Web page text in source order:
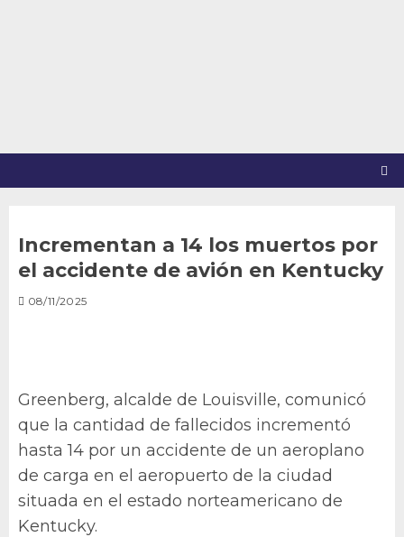
Incrementan a 14 los muertos por
el accidente de avión en Kentucky
08/11/2025
Greenberg, alcalde de Louisville, comunicó
que la cantidad de fallecidos incrementó
hasta 14 por un accidente de un aeroplano
de carga en el aeropuerto de la ciudad
situada en el estado norteamericano de
Kentucky.